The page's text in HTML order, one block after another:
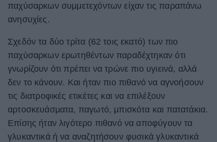
παχύσαρκων συμμετεχόντων είχαν τις παραπάνω
ανησυχίες.
Σχεδόν τα δύο τρίτα (62 τοις εκατό) των πιο
παχύσαρκων ερωτηθέντων παραδέχτηκαν ότι
γνωρίζουν ότι πρέπει να τρώνε πιο υγιεινά, αλλά
δεν το κάνουν. Και ήταν πιο πιθανό να αγνοήσουν
τις διατροφικές ετικέτες και να επιλέξουν
αρτοσκευάσματα, παγωτό, μπισκότα και πατατάκια.
Επίσης ήταν λιγότερο πιθανό να αποφύγουν τα
γλυκαντικά ή να αναζητήσουν φυσικά γλυκαντικά